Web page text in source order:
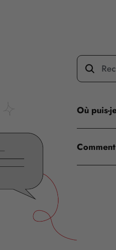
Où puis-